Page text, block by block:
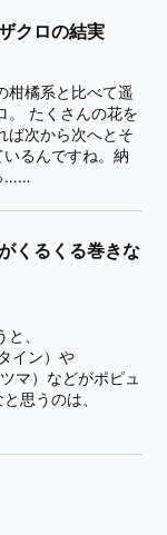
クロの結実
柑橘系と比べて遥
。 たくさんの花を
ば次から次へとそ
るんですね。納
……
くるくる巻きな
、
イン）や
マ）などがポピュ
思うのは、